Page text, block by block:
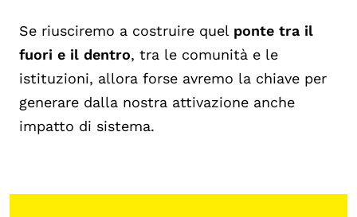
Se riusciremo a costruire quel ponte tra il
fuori e il dentro, tra le comunità e le
istituzioni, allora forse avremo la chiave per
generare dalla nostra attivazione anche
impatto di sistema.